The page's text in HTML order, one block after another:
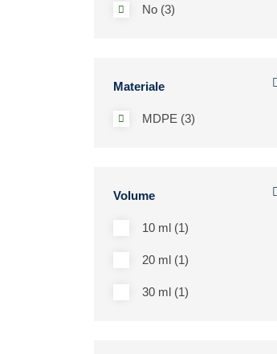
No (3)
Materiale
MDPE (3)
Volume
10 ml (1)
20 ml (1)
30 ml (1)